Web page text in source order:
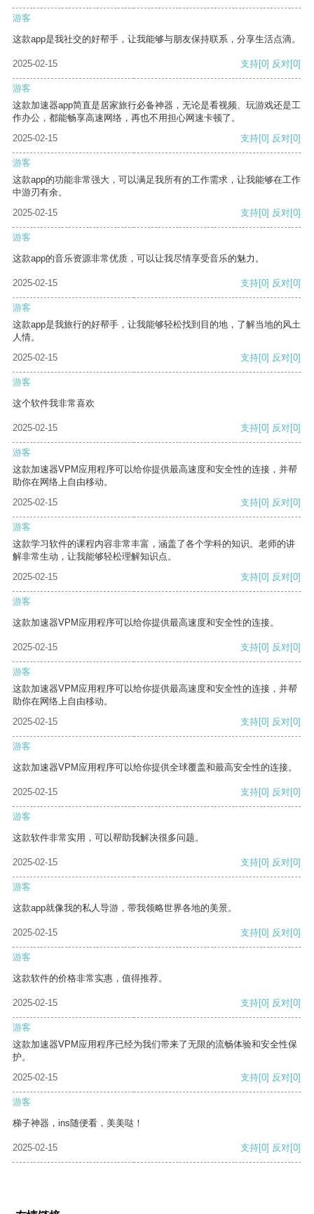
游客
这款app是我社交的好帮手，让我能够与朋友保持联系，分享生活点滴。
2025-02-15 支持[0] 反对[0]
游客
这款加速器app简直是居家旅行必备神器，无论是看视频、玩游戏还是工
作办公，都能畅享高速网络，再也不用担心网速卡顿了。
2025-02-15
支持[0] 反对[0]
游客
这款app的功能非常强大，可以满足我所有的工作需求，让我能够在工作
中游刃有余。
2025-02-15
支持[0] 反对[0]
游客
这款app的音乐资源非常优质，可以让我尽情享受音乐的魅力。
2025-02-15 支持[0] 反对[0]
游客
这款app是我旅行的好帮手，让我能够轻松找到目的地，了解当地的风土
人情。
2025-02-15
支持[0] 反对[0]
游客
这个软件我非常喜欢
2025-02-15 支持[0] 反对[0]
游客
这款加速器VPM应用程序可以给你提供最高速度和安全性的连接，并帮
助你在网络上自由移动。
2025-02-15
支持[0] 反对[0]
游客
这款学习软件的课程内容非常丰富，涵盖了各个学科的知识。老师的讲
解非常生动，让我能够轻松理解知识点。
2025-02-15
支持[0] 反对[0]
游客
这款加速器VPM应用程序可以给你提供最高速度和安全性的连接。
2025-02-15 支持[0] 反对[0]
游客
这款加速器VPM应用程序可以给你提供最高速度和安全性的连接，并帮
助你在网络上自由移动。
2025-02-15
支持[0] 反对[0]
游客
这款加速器VPM应用程序可以给你提供全球覆盖和最高安全性的连接。
2025-02-15 支持[0] 反对[0]
游客
这款软件非常实用，可以帮助我解决很多问题。
2025-02-15 支持[0] 反对[0]
游客
这款app就像我的私人导游，带我领略世界各地的美景。
2025-02-15 支持[0] 反对[0]
游客
这款软件的价格非常实惠，值得推荐。
2025-02-15 支持[0] 反对[0]
游客
这款加速器VPM应用程序已经为我们带来了无限的流畅体验和安全性保
护。
2025-02-15
支持[0] 反对[0]
游客
梯子神器，ins随便看，美美哒！
2025-02-15 支持[0] 反对[0]